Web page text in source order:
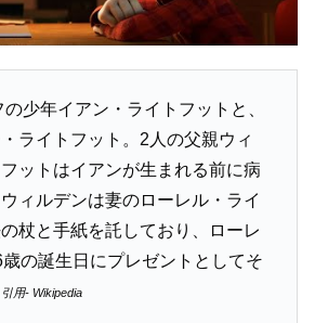
少年イアン・ライトフットと、
ライトフット。2人の父親ウィ
ットはイアンが生まれる前に病
ィルデンは妻のローレル・ライ
杖と手紙を託しており、ローレ
の誕生日にプレゼントとしてそ
引用- Wikipedia